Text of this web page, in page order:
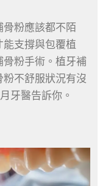
粉應該都不陌
支撐與包覆植
粉手術。植牙補
不舒服狀況有沒
牙醫告訴你。